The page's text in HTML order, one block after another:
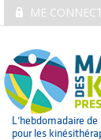
ME
L’hebdomadaire
pour les